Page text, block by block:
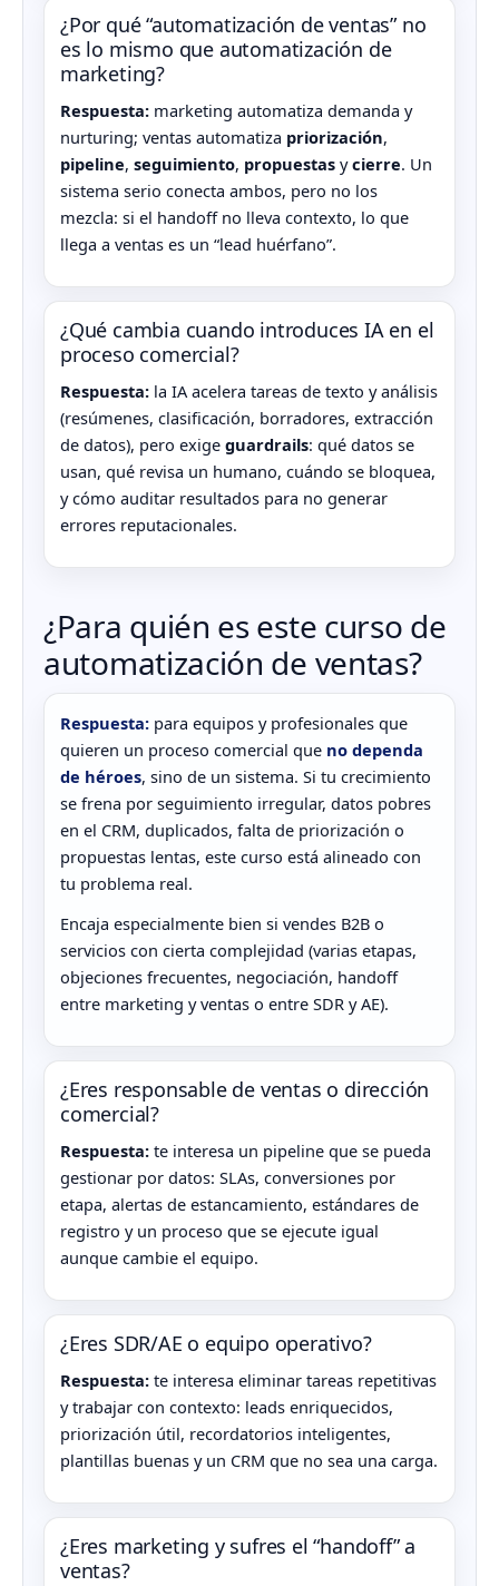
¿Por qué “automatización de ventas” no
es lo mismo que automatización de
marketing?
Respuesta: marketing automatiza demanda y
nurturing; ventas automatiza priorización,
pipeline, seguimiento, propuestas ycierre. Un
sistema serio conecta ambos, pero no los
mezcla: si el handoff no lleva contexto, lo que
llega a ventas es un “lead huérfano”.
¿Qué cambia cuando introduces IA en el
proceso comercial?
Respuesta: la IA acelera tareas de texto y análisis
(resúmenes, clasificación, borradores, extracción
de datos), pero exige guardrails: qué datos se
usan, qué revisa un humano, cuándo se bloquea,
y cómo auditar resultados para no generar
errores reputacionales.
¿Para quién es este curso de
automatización de ventas?
Respuesta: para equipos y profesionales que
quieren un proceso comercial que no dependa
de héroes, sino de un sistema. Si tu crecimiento
se frena por seguimiento irregular, datos pobres
en el CRM, duplicados, falta de priorización o
propuestas lentas, este curso está alineado con
tu problema real.
Encaja especialmente bien si vendes B2B o
servicios con cierta complejidad (varias etapas,
objeciones frecuentes, negociación, handoff
entre marketing y ventas o entre SDR y AE).
¿Eres responsable de ventas o dirección
comercial?
Respuesta: te interesa un pipeline que se pueda
gestionar por datos: SLAs, conversiones por
etapa, alertas de estancamiento, estándares de
registro y un proceso que se ejecute igual
aunque cambie el equipo.
¿Eres SDR/AE o equipo operativo?
Respuesta: te interesa eliminar tareas repetitivas
y trabajar con contexto: leads enriquecidos,
priorización útil, recordatorios inteligentes,
plantillas buenas y un CRM que no sea una carga.
¿Eres marketing y sufres el “handoff” a
ventas?